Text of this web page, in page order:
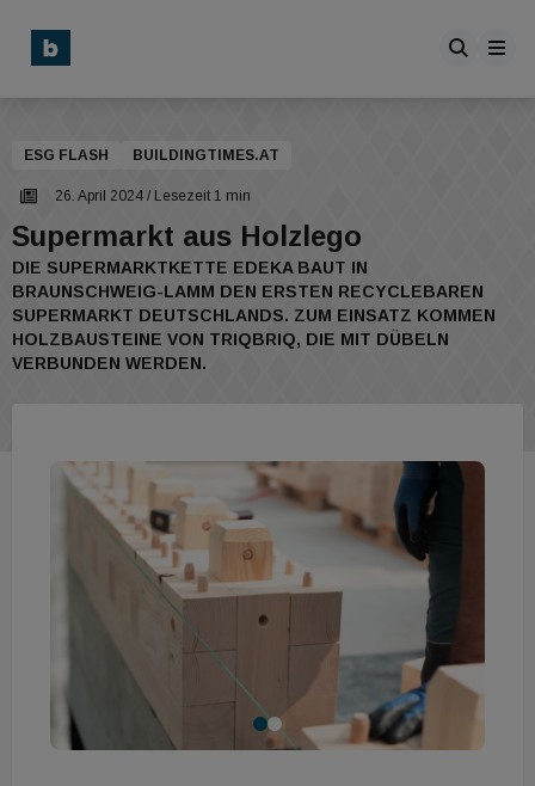
ESG FLASH BUILDINGTIMES.AT
26. April 2024 / Lesezeit 1 min
Supermarkt aus Holzlego
DIE SUPERMARKTKETTE EDEKA BAUT IN
BRAUNSCHWEIG-LAMM DEN ERSTEN RECYCLEBAREN
SUPERMARKT DEUTSCHLANDS. ZUM EINSATZ KOMMEN
HOLZBAUSTEINE VON TRIQBRIQ, DIE MIT DÜBELN
VERBUNDEN WERDEN.